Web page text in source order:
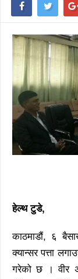
हेल्थ टुडे,
काठमाडौं, ६
क्यान्सर पत्ता
गरेको छ । वीर